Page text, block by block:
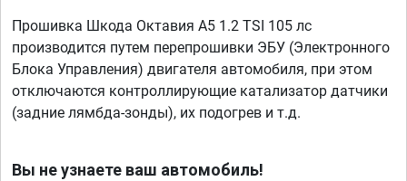
Прошивка Шкода Октавия А5 1.2 TSI 105 лс
производится путем перепрошивки ЭБУ (Электронного
Блока Управления) двигателя автомобиля, при этом
отключаются контроллирующие катализатор датчики
(задние лямбда-зонды), их подогрев и т.д.
Вы не узнаете ваш автомобиль!